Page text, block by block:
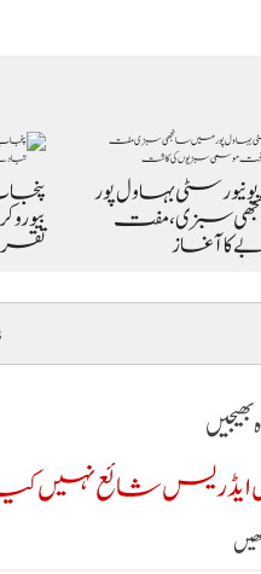
بہاول پور
سبزی، مفت
کا آغاز
ایڈریس شائع نہیں